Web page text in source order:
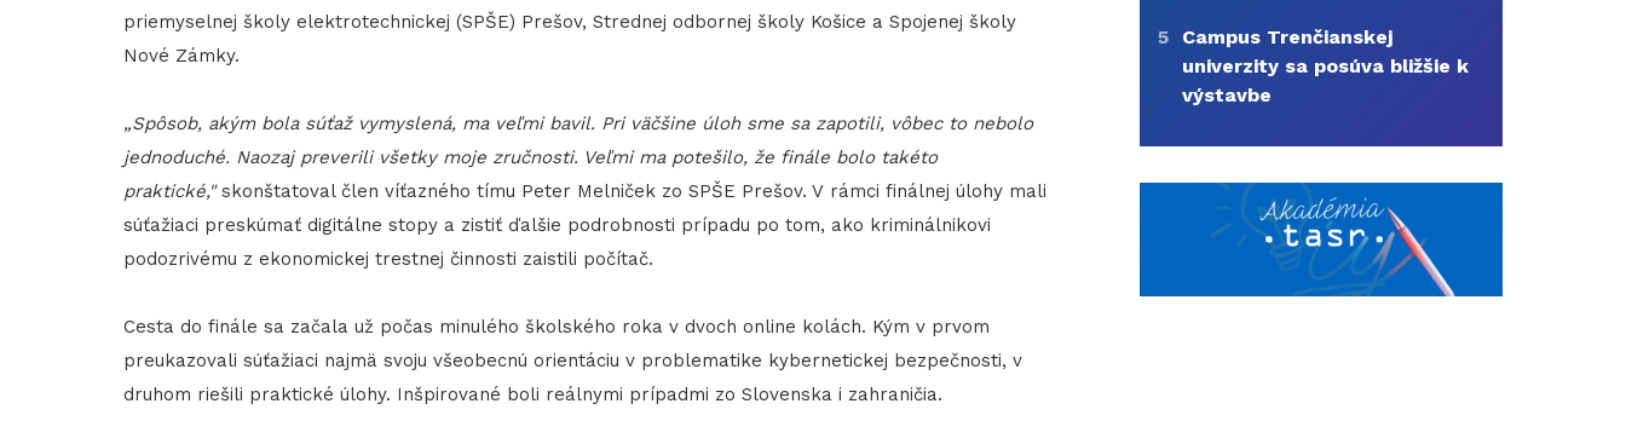
priemyselnej školy elektrotechnickej (SPŠE) Prešov, Strednej odbornej školy Košice a Spojenej školy
Nové Zámky.
„Spôsob, akým bola súťaž vymyslená, ma veľmi bavil. Pri väčšine úloh sme sa zapotili, vôbec to nebolo
jednoduché. Naozaj preverili všetky moje zručnosti. Veľmi ma potešilo, že finále bolo takéto
praktické,"skonštatoval člen víťazného tímu Peter Melniček zo SPŠE Prešov. V rámci finálnej úlohy mali
súťažiaci preskúmať digitálne stopy a zistiť ďalšie podrobnosti prípadu po tom, ako kriminálnikovi
podozrivému z ekonomickej trestnej činnosti zaistili počítač.
Cesta do finále sa začala už počas minulého školského roka v dvoch online kolách. Kým v prvom
preukazovali súťažiaci najmä svoju všeobecnú orientáciu v problematike kybernetickej bezpečnosti, v
druhom riešili praktické úlohy. Inšpirované boli reálnymi prípadmi zo Slovenska i zahraničia.
5
Campus Trenčianskej
univerzity sa posúva bližšie k
výstavbe